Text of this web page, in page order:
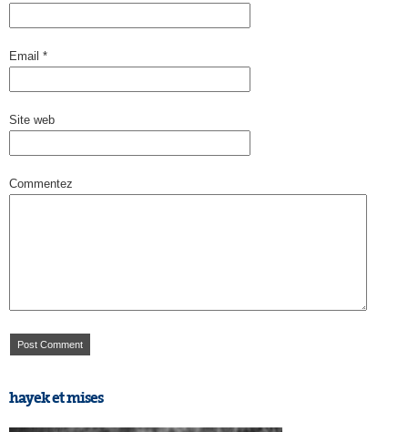
Email *
Site web
Commentez
hayek et mises